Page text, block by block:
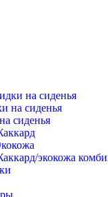
на сиденья
на сиденья
сиденья
экокожа